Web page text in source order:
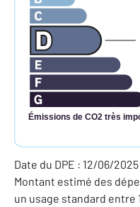
Émissions de CO2 très
Date du DPE : 12/06/2025
Montant estimé des
un usage standard entre